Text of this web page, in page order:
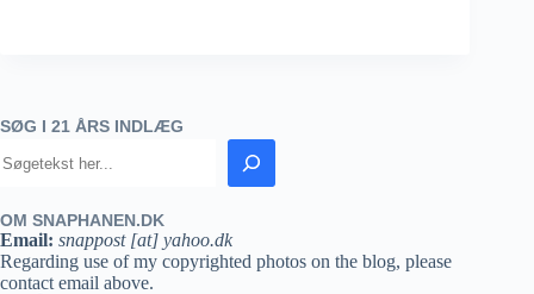
SØG I 21 ÅRS INDLÆG
OM SNAPHANEN.DK
Email: snappost [at] yahoo.dk
Regarding use of my copyrighted photos on the blog, please
contact email above.